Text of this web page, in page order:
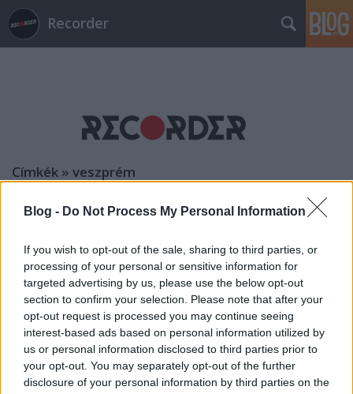
Blog - Do Not Process My Personal Information
If you wish to opt-out of the sale, sharing to third parties, or
processing of your personal or sensitive information for
targeted advertising by us, please use the below opt-out
section to confirm your selection. Please note that after your
opt-out request is processed you may continue seeing
interest-based ads based on personal information utilized by
us or personal information disclosed to third parties prior to
your opt-out. You may separately opt-out of the further
disclosure of your personal information by third parties on the
Recorder
Címkék » veszprém
Világzene, funky és jazz a
VeszprémFesten!
Frontrecorder• 2014. július 13.
(X) Az idén második évtizedét kezdő VeszprémFest
számtalan hagyományt teremtett a hazai, nyári,
szabadtéri, kulturális fesztiválok történetében. Az
egyik ezek közül, hogy a világzene nem hiányozhat a
rendezvény mindig sokszínű programjából. A